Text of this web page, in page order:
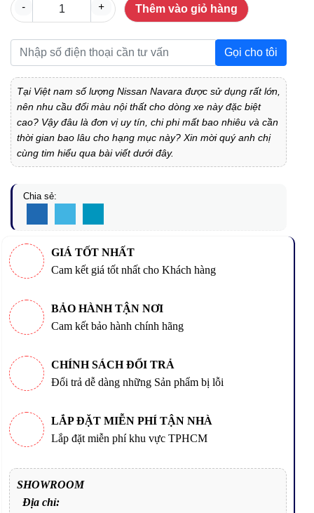
- + Thêm vào giỏ hàng
Gọi cho tôi
Tại Việt nam số lượng Nissan Navara được sử dụng rất lớn,
nên nhu cầu đổi màu nội thất cho dòng xe này đặc biệt
cao? Vậy đâu là đơn vị uy tín, chi phi mất bao nhiêu và cần
thời gian bao lâu cho hạng mục này? Xin mời quý anh chị
cùng tim hiểu qua bài viết dưới đây.
Chia sẻ:
GIÁ TỐT NHẤT
Cam kết giá tốt nhất cho Khách hàng
BẢO HÀNH TẬN NƠI
Cam kết bảo hành chính hãng
CHÍNH SÁCH ĐỔI TRẢ
Đổi trả dễ dàng những Sản phẩm bị lỗi
LẮP ĐẶT MIỄN PHÍ TẬN NHÀ
Lắp đặt miễn phí khu vực TPHCM
SHOWROOM
Địa chỉ: